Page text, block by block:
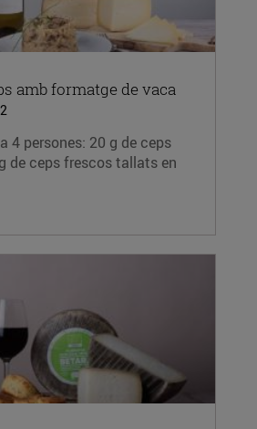
amb formatge de vaca
4 persones: 20 g de ceps
de ceps frescos tallats en